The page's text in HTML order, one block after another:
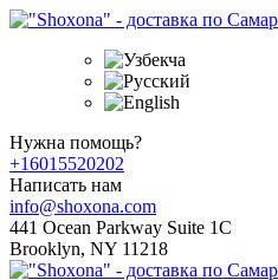
Нужна помощь?
+16015520202
Написать нам
info@shoxona.com
441 Ocean Parkway Suite 1C
Brooklyn, NY 11218